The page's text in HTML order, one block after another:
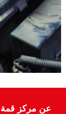
عن مركز قمة